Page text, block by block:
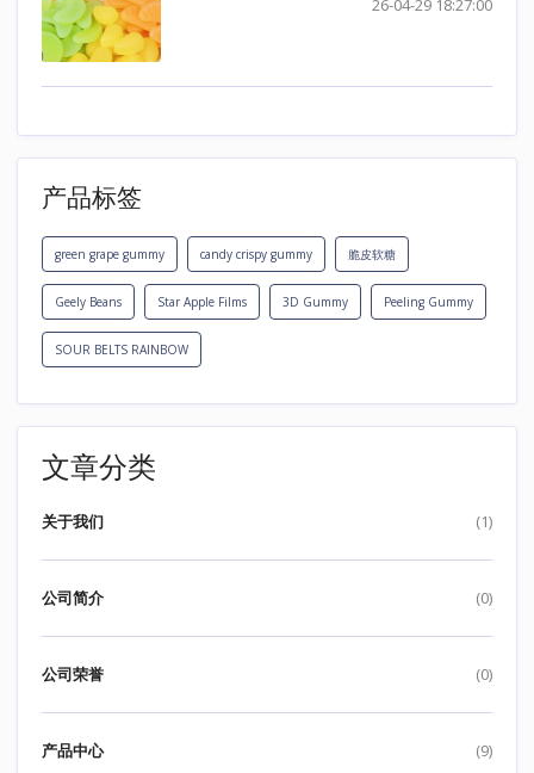
26-04-29 18:27:00
产品标签
green grape gummy candy crispy gummy 脆皮软糖
Geely Beans Star Apple Films 3D Gummy Peeling Gummy
SOUR BELTS RAINBOW
文章分类
关于我们 (1)
公司简介 (0)
公司荣誉 (0)
产品中心 (9)